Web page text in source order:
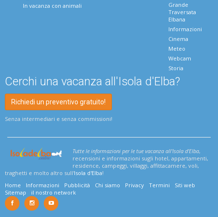
In vacanza con animali
Grande
Traversata
Elbana
Informazioni
Cinema
Meteo
Webcam
Storia
Cerchi una vacanza all'Isola d'Elba?
Richiedi un preventivo gratuito!
Senza intermediari e senza commissioni!
Tutte le informazioni per le tue vacanza all'Isola d'Elba,
recensioni e informazioni sugli hotel, appartamenti,
residence, campeggi, villaggi, affittacamere, voli,
traghetti e molto altro sull'Isola d'Elba!
Home
Informazioni Pubblicità Chi siamo Privacy Termini
Siti web
Sitemap
il nostro network